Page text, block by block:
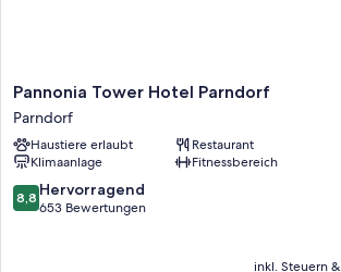
Pannonia
Tower
Hotel
Parndorf
Parndorf
Pannonia Tower Hotel Parndorf
Parndorf
Haustiere erlaubt
Restaurant
Klimaanlage
Fitnessbereich
8.8
von
8,8 Hervorragend
653 Bewertungen
inkl. Steuern